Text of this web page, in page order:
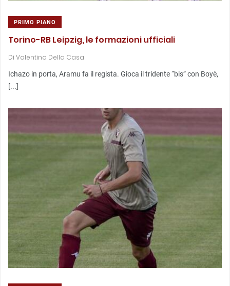
PRIMO PIANO
Torino-RB Leipzig, le formazioni ufficiali
Di Valentino Della Casa
Ichazo in porta, Aramu fa il regista. Gioca il tridente “bis” con Boyè,
[...]